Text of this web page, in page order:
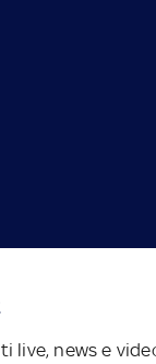
live, news e